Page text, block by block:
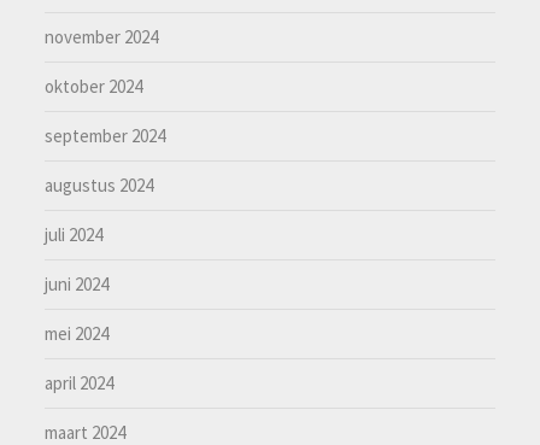
november 2024
oktober 2024
september 2024
augustus 2024
juli 2024
juni 2024
mei 2024
april 2024
maart 2024